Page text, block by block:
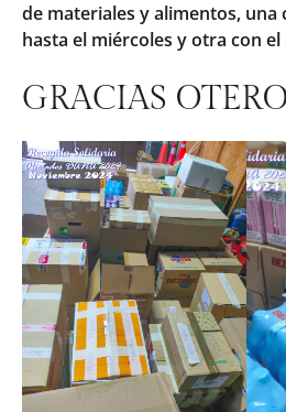
de materiales y alimentos,
hasta el miércoles y otra con
GRACIAS OTERO